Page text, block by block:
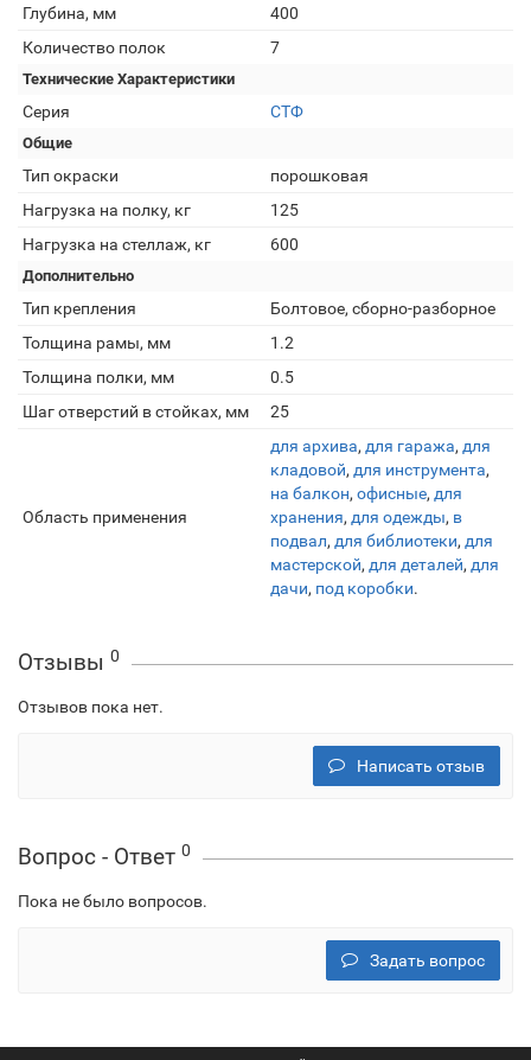
Глубина, мм
400
Количество полок
7
Технические Характеристики
Серия СТФ
Общие
Тип окраски
порошковая
Нагрузка на полку, кг
125
Нагрузка на стеллаж, кг
600
Дополнительно
Тип крепления
Болтовое, сборно-разборное
Толщина рамы, мм
1.2
Толщина полки, мм
0.5
Шаг отверстий в стойках, мм
25
Область применения
для архива, для гаража, для
кладовой, для инструмента,
на балкон, офисные, для
хранения, для одежды, в
подвал, для библиотеки, для
мастерской, для деталей, для
дачи, под коробки.
Отзывы 0
Отзывов пока нет.
Написать отзыв
Вопрос - Ответ 0
Пока не было вопросов.
Задать вопрос